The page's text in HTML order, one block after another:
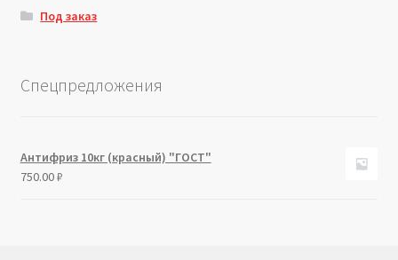
Под заказ
Спецпредложения
Антифриз 10кг (красный) "ГОСТ"
750.00₽